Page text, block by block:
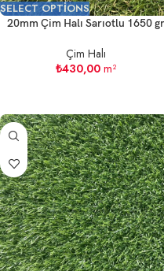
SELECT OPTIONS
20mm Çim Halı Sarıotlu 1650 gr
Çim Halı
₺430,00 m²